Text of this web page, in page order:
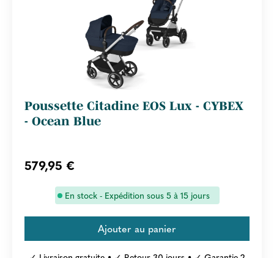
Poussette Citadine EOS Lux - CYBEX
- Ocean Blue
579,95 €
En stock - Expédition sous 5 à 15 jours